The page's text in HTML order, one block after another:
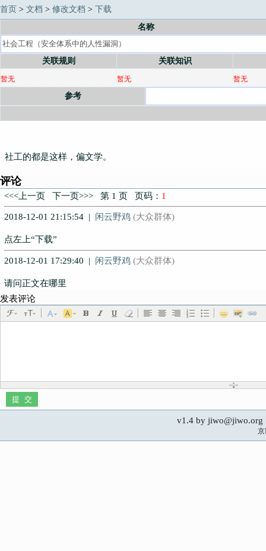
首页 > 文档 > 修改文档 > 下载
名称
关联规则 关联知识
暂无 暂无 暂无
参考
社工的都是这样，偏文学。
评论
<<<上一页 下一页>>> 第 1 页 页码： 1
2018-12-01 21:15:54 | 闲云野鸡 (大众群体)
点左上“下载”
2018-12-01 17:29:40 | 闲云野鸡 (大众群体)
请问正文在哪里
发表评论
v1.4 by
京